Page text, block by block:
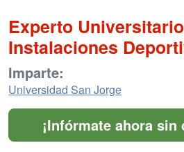
Experto
Instalaciones
Imparte:
Universidad San Jorge
¡Infórmate ahora